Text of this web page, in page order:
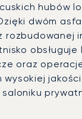
hubów
dwóm
rozbudowanej
oraz
jakości